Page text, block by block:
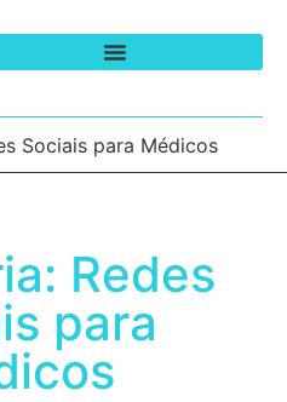
Sociais para Médicos
Redes
para